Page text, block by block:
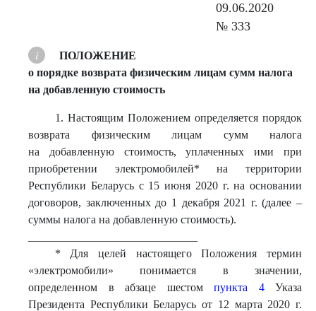
09.06.2020
№ 333
ПОЛОЖЕНИЕ
о порядке возврата физическим лицам сумм налога
на добавленную стоимость
1. Настоящим Положением определяется порядок
возврата физическим лицам сумм налога
на добавленную стоимость, уплаченных ими при
приобретении электромобилей* на территории
Республики Беларусь с 15 июня 2020 г. на основании
договоров, заключенных до 1 декабря 2021 г. (далее –
суммы налога на добавленную стоимость).
* Для целей настоящего Положения термин
«электромобили» понимается в значении,
определенном в абзаце шестом пункта 4Указа
Президента Республики Беларусь от 12 марта 2020 г.